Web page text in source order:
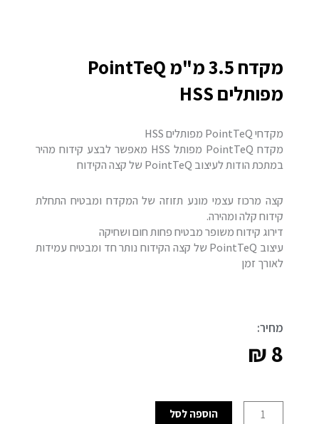
מקדח 3.5 מ"מ PointTeQ
מפותלים HSS
מקדחי PointTeQ מפותלים HSS
מקדח PointTeQ מפותל HSS מאפשר לבצע קידוח מהיר
במתכת הודות לעיצוב PointTeQ של קצה הקידוח
קצה מרכוז עצמי מונע תזוזה של המקדח ומבטיח התחלת
קידוח קלה ומהירה.
דירוג קידוח משופר מבטיח פחות חום ושחיקה
עיצוב PointTeQ של קצה הקידוח נותר חד ומבטיח עמידות
לאורך זמן
מחיר:
₪8
הוספה לסל